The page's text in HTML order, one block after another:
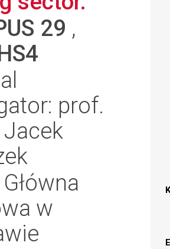
29 ,
prof.
Jacek
w